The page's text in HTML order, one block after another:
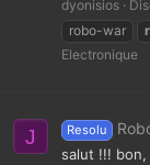
dyonisios
robo-war
Electronique
J Resolu
salut !!!